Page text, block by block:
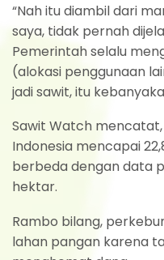
“Nah itu diambil dari
saya, tidak pernah
Pemerintah selalu
(alokasi penggunaan
jadi sawit, itu
Sawit Watch
Indonesia mencapai
berbeda dengan data
hektar.
Rambo bilang,
lahan pangan karena